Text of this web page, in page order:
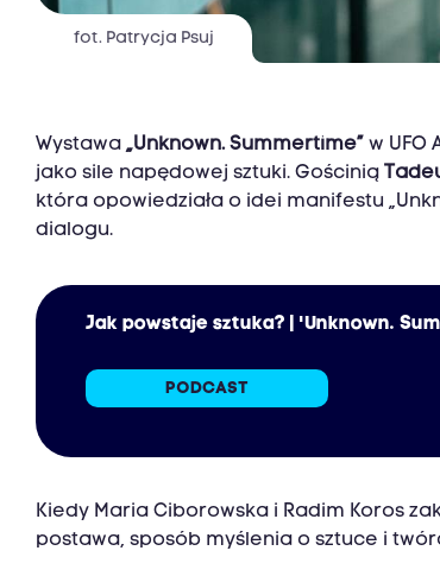
fot. Patrycja Psuj
Wystawa „Unknown. Summertime” w
jako sile napędowej sztuki. Gościnią
która opowiedziała o idei manifestu
dialogu.
Jak powstaje sztuka? | 'Unknown.
PODCAST
Kiedy Maria Ciborowska i Radim Koros
postawa, sposób myślenia o sztuce i